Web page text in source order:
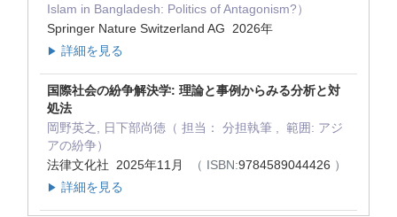
Islam in Bangladesh: Politics of Antagonism?）
Springer Nature Switzerland AG 2026年
▶ 詳細を見る
国際社会の紛争解決学: 理論と事例からみる分析と対
処法
岡野英之, 日下部尚徳（ 担当： 分担執筆 , 範囲: アジ
アの紛争）
法律文化社 2025年11月
（ ISBN:9784589044426 ）
▶ 詳細を見る